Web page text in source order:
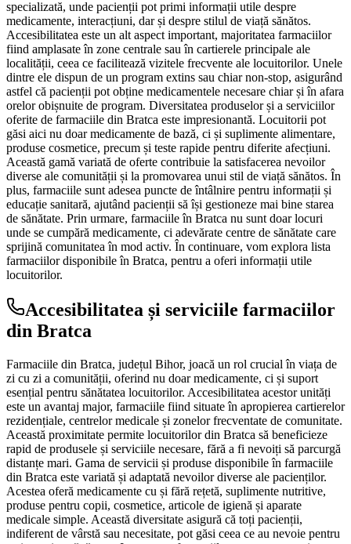
specializată, unde pacienții pot primi informații utile despre
medicamente, interacțiuni, dar și despre stilul de viață sănătos.
Accesibilitatea este un alt aspect important, majoritatea farmaciilor
fiind amplasate în zone centrale sau în cartierele principale ale
localității, ceea ce facilitează vizitele frecvente ale locuitorilor. Unele
dintre ele dispun de un program extins sau chiar non-stop, asigurând
astfel că pacienții pot obține medicamentele necesare chiar și în afara
orelor obișnuite de program. Diversitatea produselor și a serviciilor
oferite de farmaciile din Bratca este impresionantă. Locuitorii pot
găsi aici nu doar medicamente de bază, ci și suplimente alimentare,
produse cosmetice, precum și teste rapide pentru diferite afecțiuni.
Această gamă variată de oferte contribuie la satisfacerea nevoilor
diverse ale comunității și la promovarea unui stil de viață sănătos. În
plus, farmaciile sunt adesea puncte de întâlnire pentru informații și
educație sanitară, ajutând pacienții să își gestioneze mai bine starea
de sănătate. Prin urmare, farmaciile în Bratca nu sunt doar locuri
unde se cumpără medicamente, ci adevărate centre de sănătate care
sprijină comunitatea în mod activ. În continuare, vom explora lista
farmaciilor disponibile în Bratca, pentru a oferi informații utile
locuitorilor.
Accesibilitatea și serviciile farmaciilor
din Bratca
Farmaciile din Bratca, județul Bihor, joacă un rol crucial în viața de
zi cu zi a comunității, oferind nu doar medicamente, ci și suport
esențial pentru sănătatea locuitorilor. Accesibilitatea acestor unități
este un avantaj major, farmaciile fiind situate în apropierea cartierelor
rezidențiale, centrelor medicale și zonelor frecventate de comunitate.
Această proximitate permite locuitorilor din Bratca să beneficieze
rapid de produsele și serviciile necesare, fără a fi nevoiți să parcurgă
distanțe mari. Gama de servicii și produse disponibile în farmaciile
din Bratca este variată și adaptată nevoilor diverse ale pacienților.
Acestea oferă medicamente cu și fără rețetă, suplimente nutritive,
produse pentru copii, cosmetice, articole de igienă și aparate
medicale simple. Această diversitate asigură că toți pacienții,
indiferent de vârstă sau necesitate, pot găsi ceea ce au nevoie pentru